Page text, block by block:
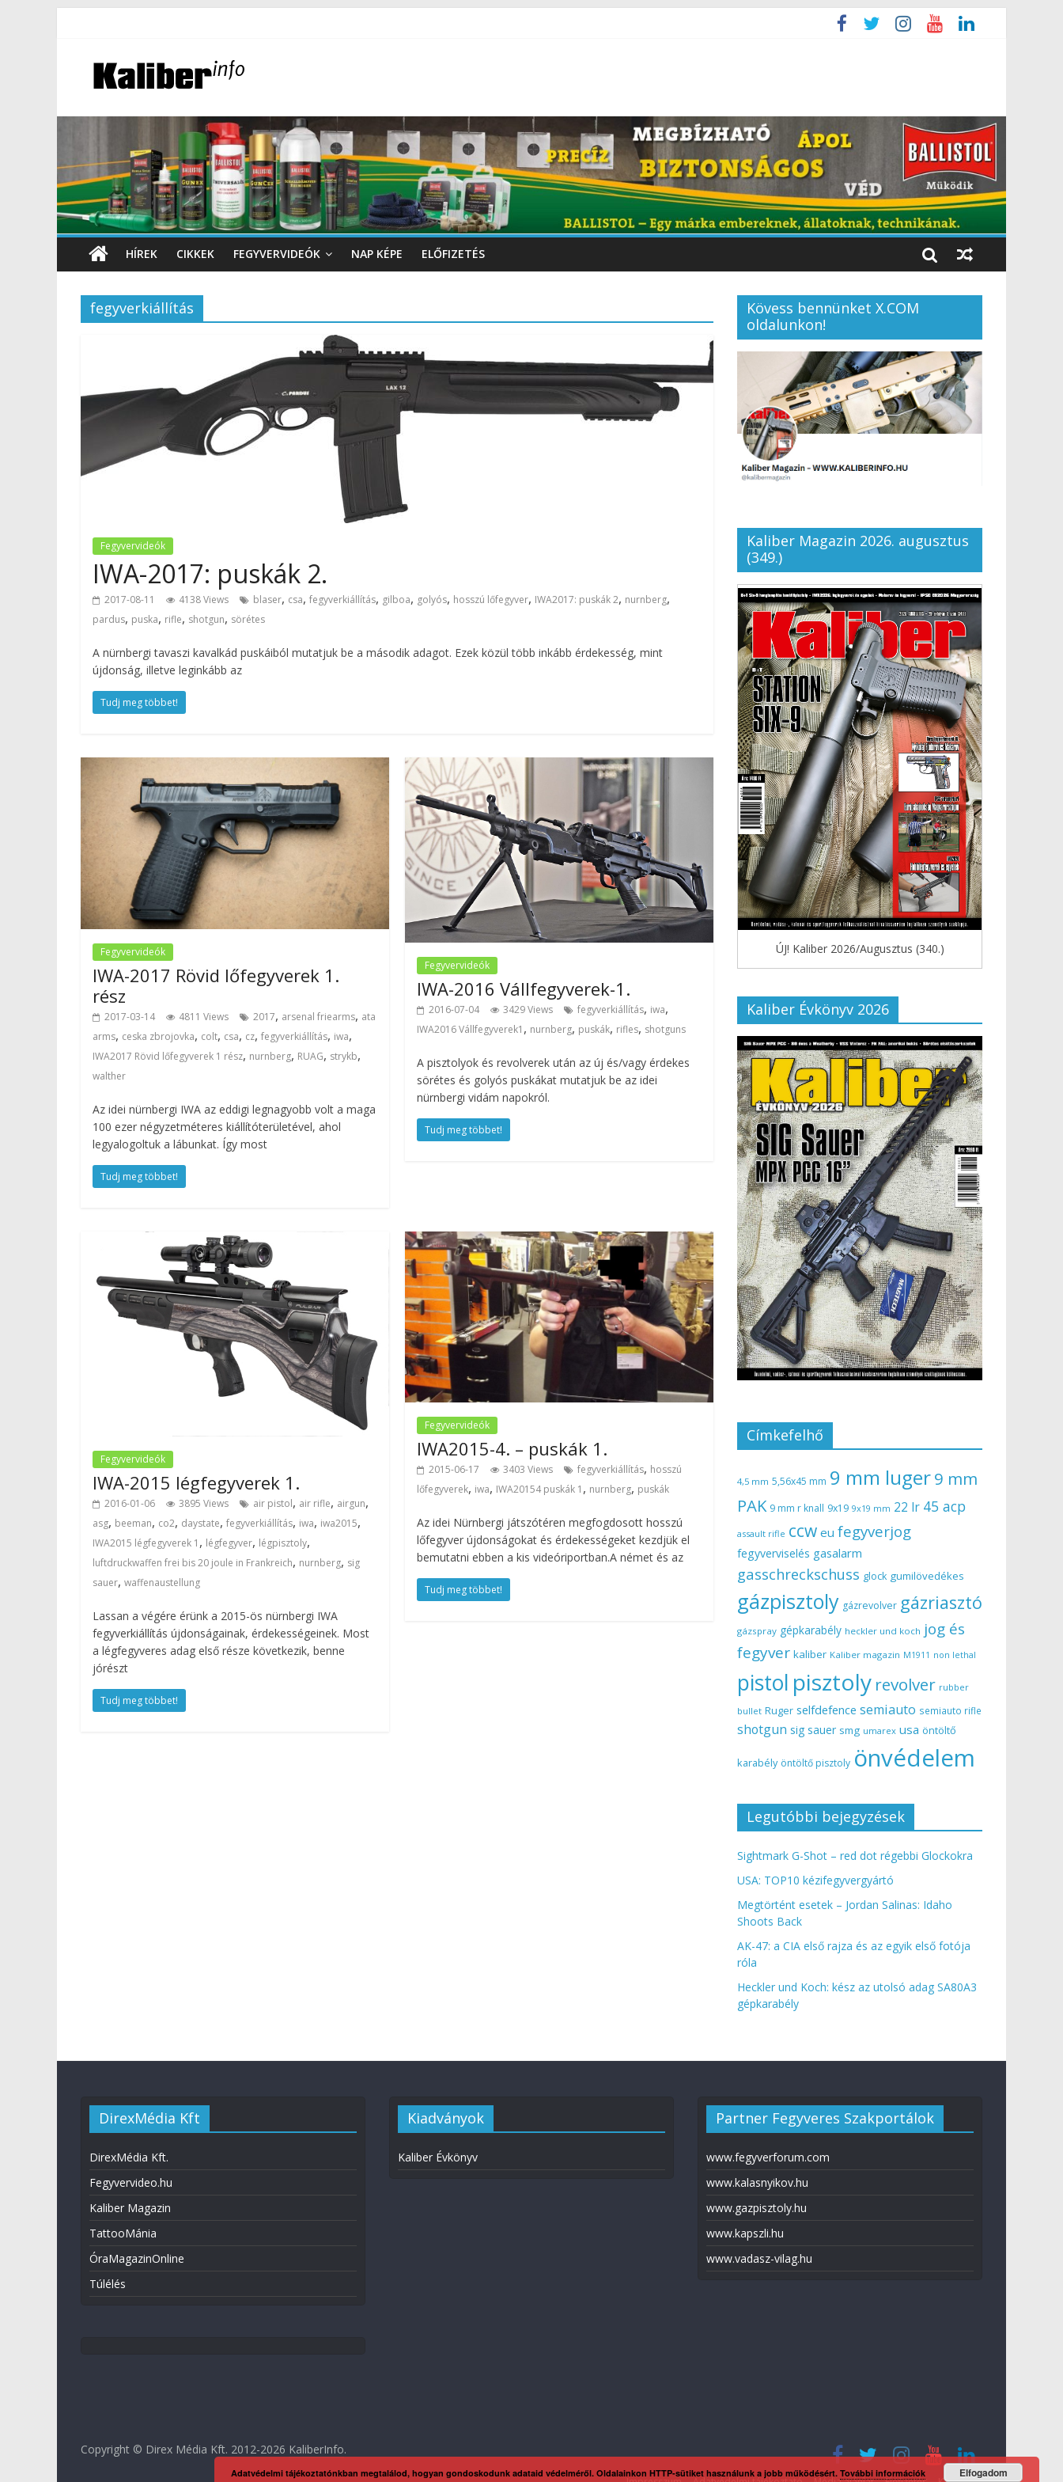
HÍREK CIKKEK FEGYVERVIDEÓK NAP KÉPE ELŐFIZETÉS
fegyverkiállítás
Fegyvervideók
IWA-2017: puskák 2.
2017-08-11 4138 Views blaser, csa, fegyverkiállítás, gilboa, golyós, hosszú lőfegyver, IWA2017: puskák 2, nurnberg,
pardus, puska, rifle, shotgun, sörétes
A nürnbergi tavaszi kavalkád puskáiból mutatjuk be a második adagot. Ezek közül több inkább érdekesség, mint
újdonság, illetve leginkább az
Tudj meg többet!
Fegyvervideók
IWA-2017 Rövid lőfegyverek 1.
rész
2017-03-14 4811 Views 2017, arsenal friearms, ata
arms, ceska zbrojovka, colt, csa, cz, fegyverkiállítás, iwa,
IWA2017 Rövid lőfegyverek 1 rész, nurnberg, RUAG, strykb,
walther
Az idei nürnbergi IWA az eddigi legnagyobb volt a maga
100 ezer négyzetméteres kiállítóterületével, ahol
legyalogoltuk a lábunkat. Így most
Tudj meg többet!
Fegyvervideók
IWA-2016 Vállfegyverek-1.
2016-07-04 3429 Views fegyverkiállítás, iwa,
IWA2016 Vállfegyverek1 , nurnberg, puskák, rifles, shotguns
A pisztolyok és revolverek után az új és/vagy érdekes
sörétes és golyós puskákat mutatjuk be az idei
nürnbergi vidám napokról.
Tudj meg többet!
Fegyvervideók
IWA-2015 légfegyverek 1.
2016-01-06 3895 Views air pistol, air rifle, airgun,
asg, beeman, co2, daystate, fegyverkiállítás, iwa, iwa2015,
IWA2015 légfegyverek 1 , légfegyver, légpisztoly,
luftdruckwaffen frei bis 20 joule in Frankreich, nurnberg, sig
sauer, waffenaustellung
Lassan a végére érünk a 2015-ös nürnbergi IWA
fegyverkiállítás újdonságainak, érdekességeinek. Most
a légfegyveres adag első része következik, benne
jórészt
Tudj meg többet!
Fegyvervideók
IWA2015-4. – puskák 1.
2015-06-17 3403 Views fegyverkiállítás, hosszú
lőfegyverek, iwa, IWA20154 puskák 1 , nurnberg, puskák
Az idei Nürnbergi játszótéren megfogdosott hosszú
lőfegyver újdonságokat és érdekességeket kezdjük el
bemutatni ebben a kis videóriportban.A német és az
Tudj meg többet!
Kövess bennünket X.COM
oldalunkon!
Kaliber Magazin 2026. augusztus
(349.)
ÚJ! Kaliber 2026/Augusztus (340.)
Kaliber Évkönyv 2026
Címkefelhő
4,5 mm 5,56x45 mm 9 mm luger9 mm
PAK 9 mm r knall 9x19 9x19 mm 22 lr 45 acp
assault rifle ccw eu fegyverjog
fegyverviselés gasalarm
gasschreckschuss glock gumilövedékes
gázpisztoly gázrevolver gázriasztó
gázspray gépkarabély heckler und koch jog és
fegyver kaliber Kaliber magazin M1911 non lethal
pistol pisztoly revolver rubber
bullet Ruger selfdefence semiauto semiauto rifle
shotgun sig sauer smg umarex usa öntöltő
karabély öntöltő pisztoly önvédelem
Legutóbbi bejegyzések
Sightmark G-Shot – red dot régebbi Glockokra
USA: TOP10 kézifegyvergyártó
Megtörtént esetek – Jordan Salinas: Idaho
Shoots Back
AK-47: a CIA első rajza és az egyik első fotója
róla
Heckler und Koch: kész az utolsó adag SA80A3
gépkarabély
DirexMédia Kft
DirexMédia Kft.
Fegyvervideo.hu
Kaliber Magazin
TattooMánia
ÓraMagazinOnline
Túlélés
Kiadványok
Kaliber Évkönyv
Partner Fegyveres Szakportálok
www.fegyverforum.com
www.kalasnyikov.hu
www.gazpisztoly.hu
www.kapszli.hu
www.vadasz-vilag.hu
Copyright © Direx Média Kft. 2012-2026 KaliberInfo.
Adatvédelmi tájékoztatónkban megtalálod, hogyan gondoskodunk adataid védelméről. Oldalainkon HTTP-sütiket használunk a jobb működésért. További információk Elfogadom